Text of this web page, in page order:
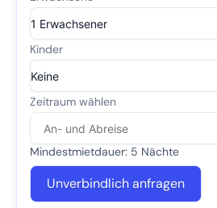
Mindestmietdauer: 5 Nächte
Unverbindlich anfragen